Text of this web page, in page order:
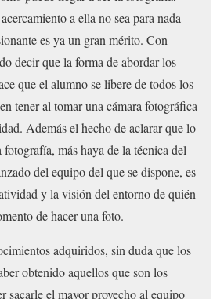
a ella no sea para nada
es ya un gran mérito. Con
decir que la forma de abordar los
que el alumno se libere de todos los
tener al tomar una cámara fotográfica
Además el hecho de aclarar que lo
más haya de la técnica del
del equipo del que se dispone, es
y la visión del entorno de quién
de hacer una foto.
adquiridos, sin duda que los
obtenido aquellos que son los
sacarle el mayor provecho al equipo